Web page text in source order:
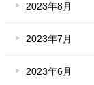
2023年8月
2023年7月
2023年6月